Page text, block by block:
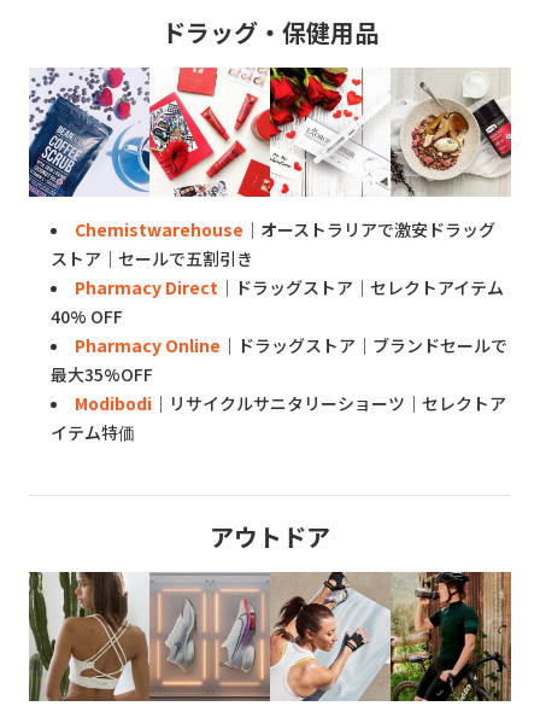
ドラッグ・保健用品
Chemistwarehouse ｜オーストラリアで激安ドラッグ
ストア｜セールで五割引き
Pharmacy Direct ｜ドラッグストア｜セレクトアイテム
40% OFF
Pharmacy Online ｜ドラッグストア｜ブランドセールで
最大35%OFF
Modibodi ｜リサイクルサニタリーショーツ｜セレクトア
イテム特価
アウトドア